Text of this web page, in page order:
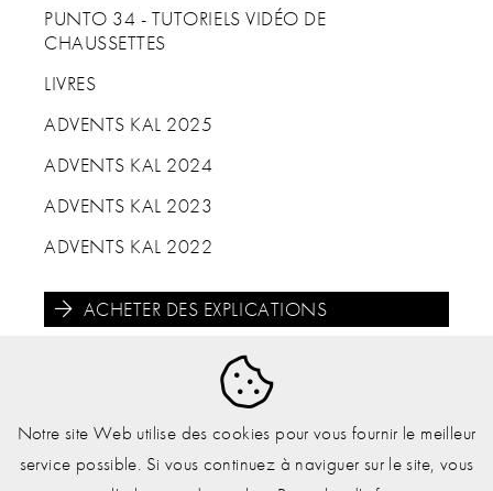
PUNTO 34 - TUTORIELS VIDÉO DE
CHAUSSETTES
LIVRES
ADVENTS KAL 2025
ADVENTS KAL 2024
ADVENTS KAL 2023
ADVENTS KAL 2022
ACHETER DES EXPLICATIONS
 
Notre site Web utilise des cookies pour vous fournir le meilleur
service possible. Si vous continuez à naviguer sur le site, vous